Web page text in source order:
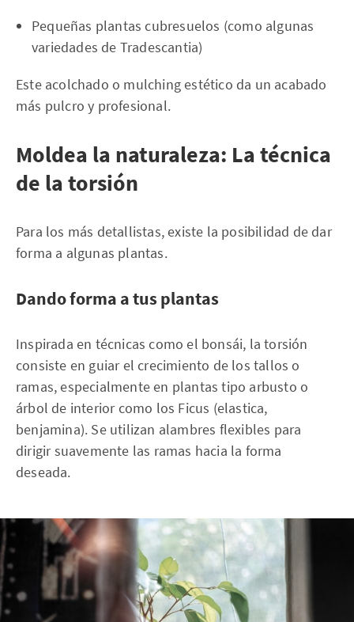
Pequeñas plantas cubresuelos (como algunas
variedades de Tradescantia)
Este acolchado o mulching estético da un acabado
más pulcro y profesional.
Moldea la naturaleza: La técnica
de la torsión
Para los más detallistas, existe la posibilidad de dar
forma a algunas plantas.
Dando forma a tus plantas
Inspirada en técnicas como el bonsái, la torsión
consiste en guiar el crecimiento de los tallos o
ramas, especialmente en plantas tipo arbusto o
árbol de interior como los Ficus (elastica,
benjamina). Se utilizan alambres flexibles para
dirigir suavemente las ramas hacia la forma
deseada.